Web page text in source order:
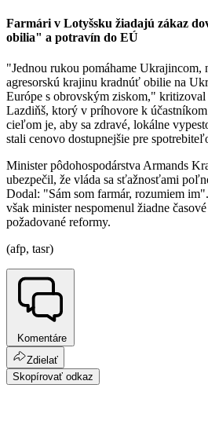
Farmári v Lotyšsku žiadajú zákaz
obilia" a potravín do EÚ
"Jednou rukou pomáhame Ukrajincom,
agresorskú krajinu kradnúť obilie na
Európe s obrovským ziskom," kritizoval
Lazdiňš, ktorý v príhovore k
cieľom je, aby sa zdravé, lokálne
stali cenovo dostupnejšie pre
Minister pôdohospodárstva Armands
ubezpečil, že vláda sa sťažnosťami
Dodal: "Sám som farmár, rozumiem
však minister nespomenul žiadne
požadované reformy.
(afp, tasr)
Komentáre
Zdielať
Skopírovať odkaz